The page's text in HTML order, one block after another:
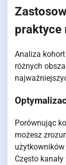
praktyce
Analiza
różnych
Porównując
możesz
Często